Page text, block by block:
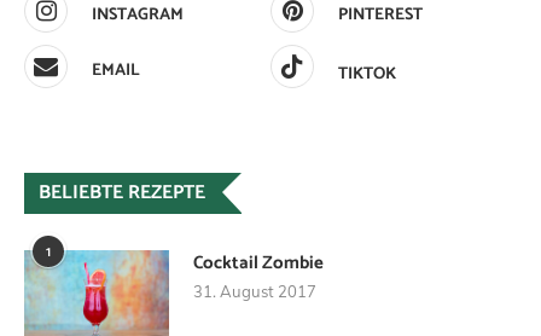
INSTAGRAM
PINTEREST
EMAIL
TIKTOK
BELIEBTE REZEPTE
1 Cocktail Zombie
31. August 2017